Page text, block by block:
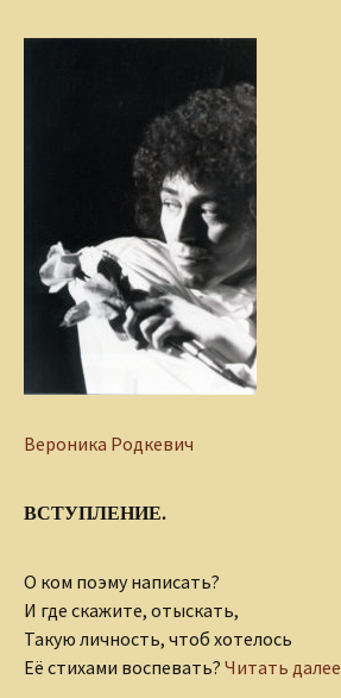
Вероника Родкевич
ВСТУПЛЕНИЕ.
О ком поэму написать?
И где скажите, отыскать,
Такую личность, чтоб хотелось
Её стихами воспевать? Читать далее